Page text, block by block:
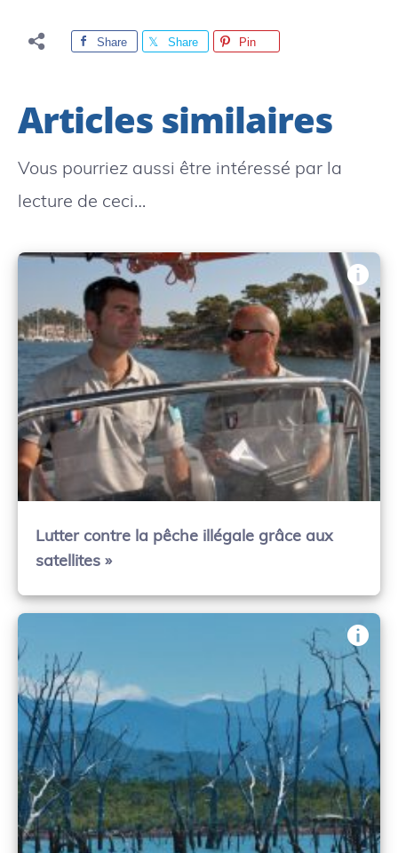
Share Share Pin
Articles similaires
Vous pourriez aussi être intéressé par la
lecture de ceci…
Lutter contre la pêche illégale grâce aux
satellites »